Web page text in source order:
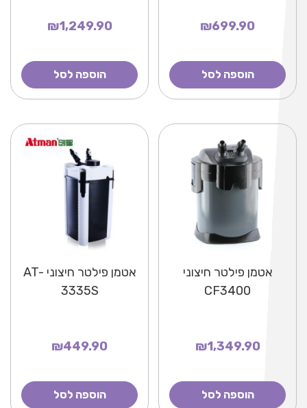
₪699.90
הוספה לסל
₪1,249.90
הוספה לסל
אטמן פילטר חיצוני
CF3400
₪1,349.90
הוספה לסל
אטמן פילטר חיצוני AT-
3335S
₪449.90
הוספה לסל